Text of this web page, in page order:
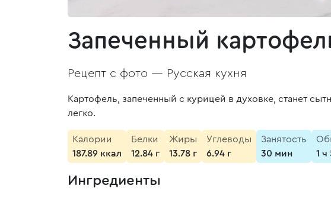
Запеченный
Рецепт с фото — Русская кухня
Картофель, запеченный с курицей в духовке, станет
легко.
Калории
187.89 ккал
Белки
12.84 г
Жиры
13.78 г
Углеводы
6.94 г
Занятость
30 мин
1
Ингредиенты